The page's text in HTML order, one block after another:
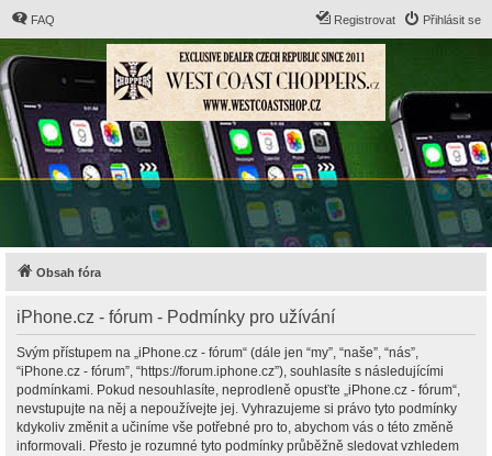
FAQ Přihlásit se
Registrovat
Obsah fóra
iPhone.cz - fórum - Podmínky pro užívání
Svým přístupem na „iPhone.cz - fórum“ (dále jen “my”, “naše”, “nás”,
“iPhone.cz - fórum”, “https://forum.iphone.cz”), souhlasíte s následujícími
podmínkami. Pokud nesouhlasíte, neprodleně opusťte „iPhone.cz - fórum“,
nevstupujte na něj a nepoužívejte jej. Vyhrazujeme si právo tyto podmínky
kdykoliv změnit a učiníme vše potřebné pro to, abychom vás o této změně
informovali. Přesto je rozumné tyto podmínky průběžně sledovat vzhledem